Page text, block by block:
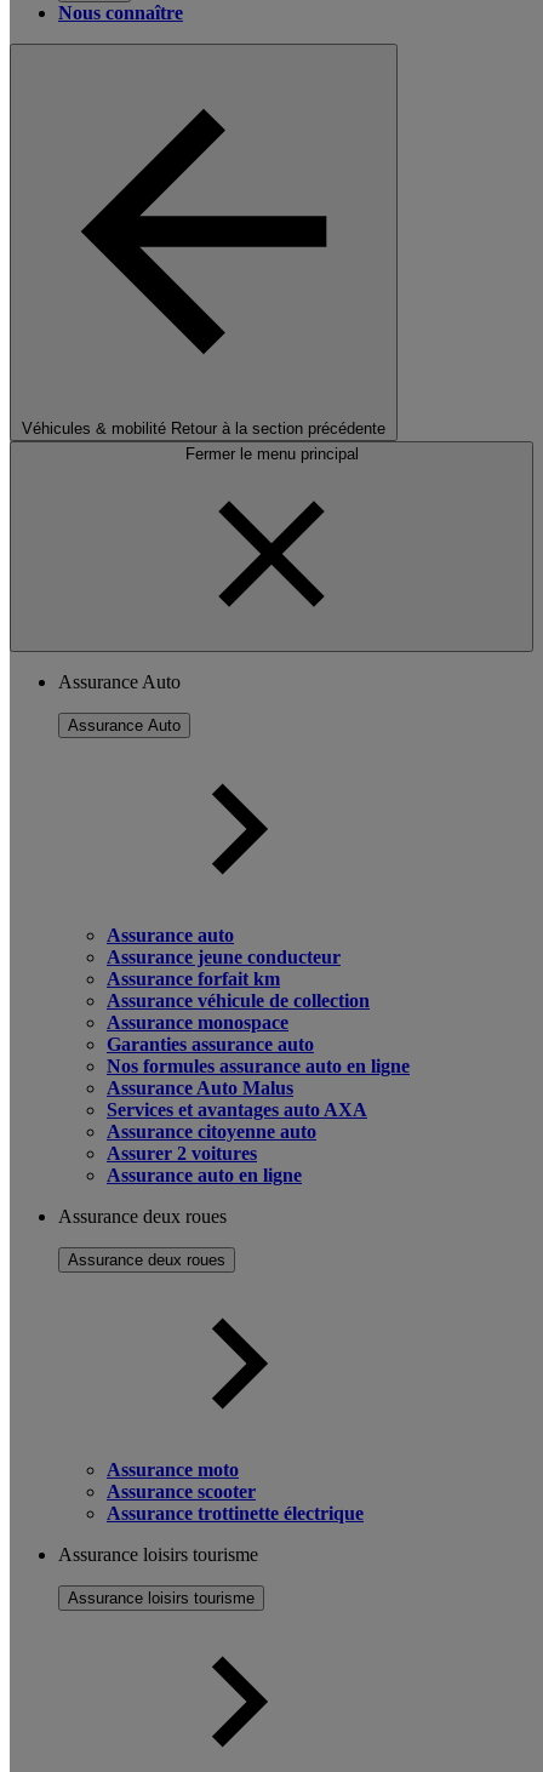
Nous connaître
Véhicules & mobilité Retour à la section précédente
Fermer le menu principal
Assurance Auto
Assurance Auto
Assurance auto
Assurance jeune conducteur
Assurance forfait km
Assurance véhicule de collection
Assurance monospace
Garanties assurance auto
Nos formules assurance auto en ligne
Assurance Auto Malus
Services et avantages auto AXA
Assurance citoyenne auto
Assurer 2 voitures
Assurance auto en ligne
Assurance deux roues
Assurance deux roues
Assurance moto
Assurance scooter
Assurance trottinette électrique
Assurance loisirs tourisme
Assurance loisirs tourisme